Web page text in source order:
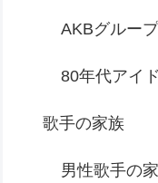
AKBグルー
80年代アイ
歌手の家族
男性歌手の